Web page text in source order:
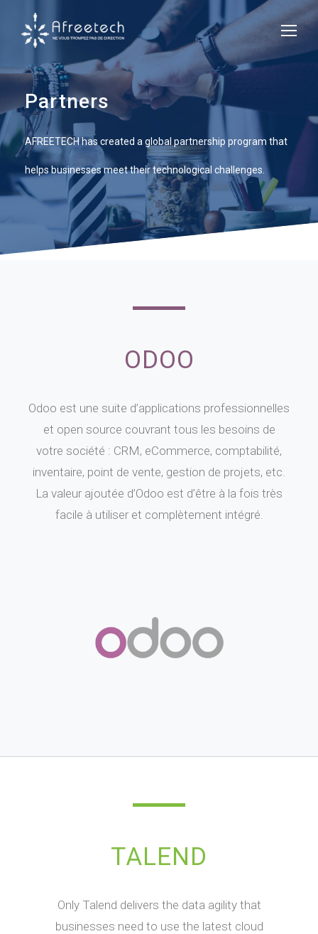
Partners
AFREETECH has created a global partnership program that
helps businesses meet their technological challenges.
ODOO
Odoo est une suite d’applications professionnelles
et open source couvrant tous les besoins de
votre société : CRM, eCommerce, comptabilité,
inventaire, point de vente, gestion de projets, etc.
La valeur ajoutée d’Odoo est d’être à la fois très
facile à utiliser et complètement intégré.
TALEND
Only Talend delivers the data agility that
businesses need to use the latest cloud